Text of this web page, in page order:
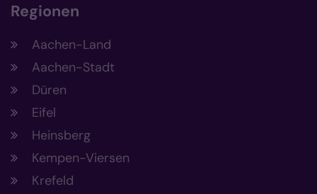
Regionen
Aachen-Land
Aachen-Stadt
Düren
Eifel
Heinsberg
Kempen-Viersen
Krefeld